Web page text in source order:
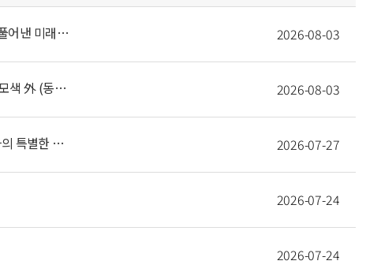
“AI 시대 인간의 가치는 무엇인가”…카오스재단, 석학 6인이 풀어낸 미래의 질문 (이데일리) 2026-08-03
[사이언스게시판] 과기정통부, 한계도전 R&D 성과확산 방안 모색 外 (동아사이언스) 2026-08-03
‘수학으로 바라본 악기의 소리’…대관령음악제서 열린 수학자의 특별한 강연 (강원도민일보) 2026-07-27
2026-07-24
2026-07-24